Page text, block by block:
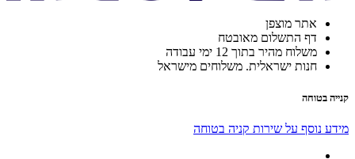
אתר מוצפן
דף התשלום מאובטח
משלוח מהיר בתוך 12 ימי עבודה
חנות ישראלית. משלוחים מישראל
קנייה בטוחה
מידע נוסף על שירות קניה בטוחה